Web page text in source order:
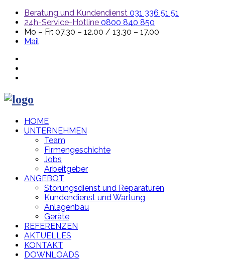
Beratung und Kundendienst 031 336 51 51
24h-Service-Hotline 0800 840 850
Mo – Fr: 07.30 – 12.00 / 13.30 – 17.00
Mail
HOME
UNTERNEHMEN
Team
Firmengeschichte
Jobs
Arbeitgeber
ANGEBOT
Störungsdienst und Reparaturen
Kundendienst und Wartung
Anlagenbau
Geräte
REFERENZEN
AKTUELLES
KONTAKT
DOWNLOADS